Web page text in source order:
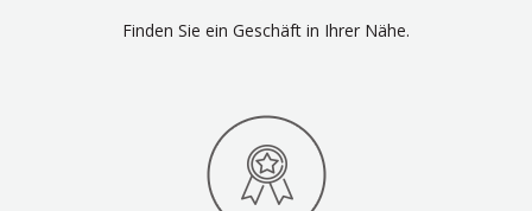
Finden Sie ein Geschäft in Ihrer Nähe.